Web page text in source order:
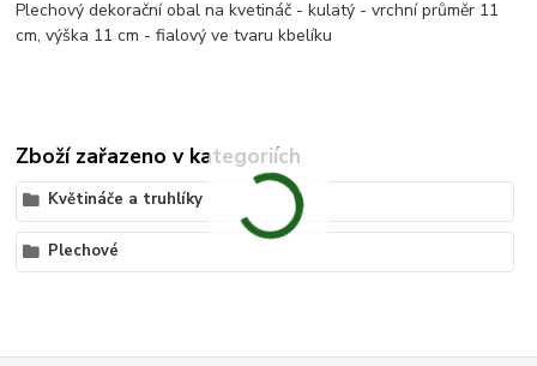
Plechový dekorační obal na kvetináč - kulatý - vrchní průměr 11
cm, výška 11 cm - fialový ve tvaru kbelíku
Zboží zařazeno v kategoriích
Květináče a truhlíky
Plechové